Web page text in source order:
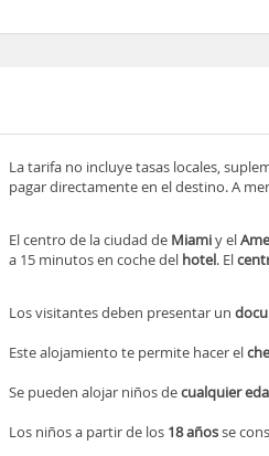
La tarifa no incluye tasas locales,
pagar directamente en el destino. A
El centro de la ciudad de Miamiy el
a 15 minutos en coche del hotel. El
Los visitantes deben presentar un
Este alojamiento te permite hacer el
Se pueden alojar niños decualquier
Los niños a partir de los 18 añosse